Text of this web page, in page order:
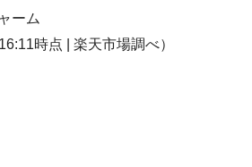
ーム
時点 | 楽天市場調べ）